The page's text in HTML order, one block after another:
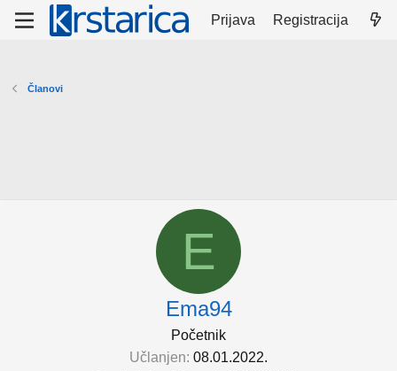
Prijava Registracija
Članovi
E
Ema94
Početnik
Učlanjen 08.01.2022.